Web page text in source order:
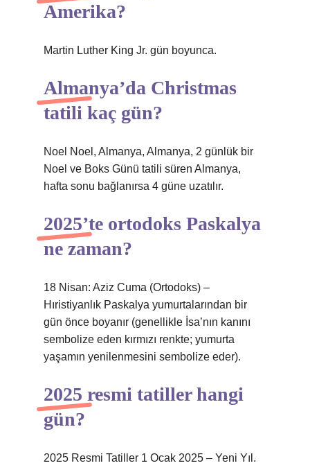
Amerika?
Martin Luther King Jr. gün boyunca.
Almanya’da Christmas
tatili kaç gün?
Noel Noel, Almanya, Almanya, 2 günlük bir
Noel ve Boks Günü tatili süren Almanya,
hafta sonu bağlanırsa 4 güne uzatılır.
2025’te ortodoks Paskalya
ne zaman?
18 Nisan: Aziz Cuma (Ortodoks) –
Hıristiyanlık Paskalya yumurtalarından bir
gün önce boyanır (genellikle İsa’nın kanını
sembolize eden kırmızı renkte; yumurta
yaşamın yenilenmesini sembolize eder).
2025 resmi tatiller hangi
gün?
2025 Resmi Tatiller 1 Ocak 2025 – Yeni Yıl.